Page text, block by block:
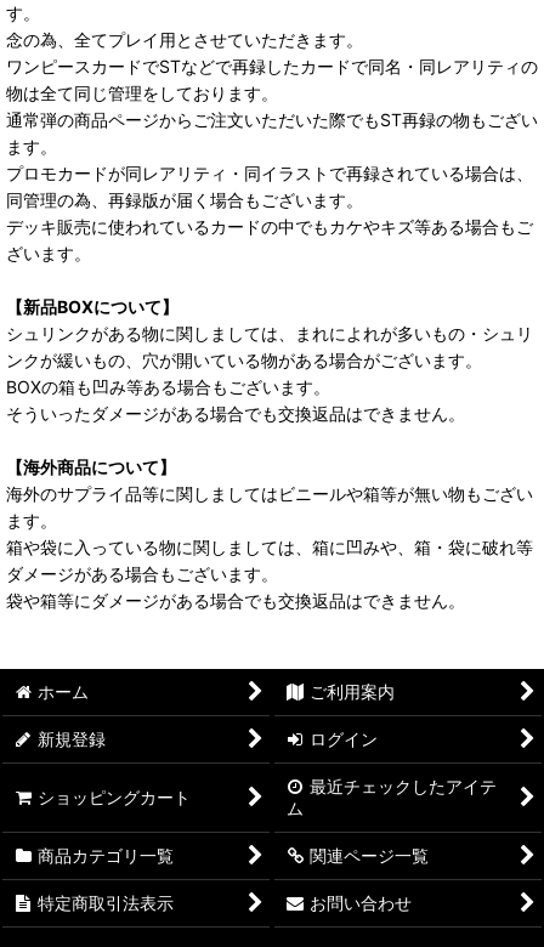
す。
念の為、全てプレイ用とさせていただきます。
ワンピースカードでSTなどで再録したカードで同名・同レアリティの
物は全て同じ管理をしております。
通常弾の商品ページからご注文いただいた際でもST再録の物もござい
ます。
プロモカードが同レアリティ・同イラストで再録されている場合は、
同管理の為、再録版が届く場合もございます。
デッキ販売に使われているカードの中でもカケやキズ等ある場合もご
ざいます。
【新品BOXについて】
シュリンクがある物に関しましては、まれによれが多いもの・シュリ
ンクが緩いもの、穴が開いている物がある場合がございます。
BOXの箱も凹み等ある場合もございます。
そういったダメージがある場合でも交換返品はできません。
【海外商品について】
海外のサプライ品等に関しましてはビニールや箱等が無い物もござい
ます。
箱や袋に入っている物に関しましては、箱に凹みや、箱・袋に破れ等
ダメージがある場合もございます。
袋や箱等にダメージがある場合でも交換返品はできません。
ホーム ご利用案内
新規登録 ログイン
ショッピングカート
最近チェックしたアイテ
ム
商品カテゴリ一覧 関連ページ一覧
特定商取引法表示 お問い合わせ